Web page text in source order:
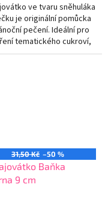
ve tvaru sněhuláka
je originální pomůcka
pečení. Ideální pro
tematického cukroví,
svým netradičním
31,50 Kč –50 %
Baňka
9 cm